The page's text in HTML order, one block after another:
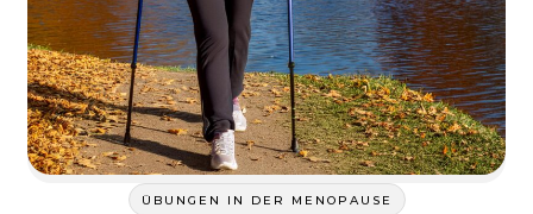
ÜBUNGEN IN DER MENOPAUSE